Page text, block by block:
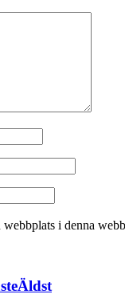
i denna
Äldst